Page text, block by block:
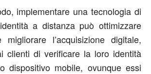
implementare una tecnologia di
a distanza può ottimizzare
migliorare l’acquisizione digitale,
clienti di verificare la loro identità
dispositivo mobile, ovunque essi